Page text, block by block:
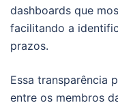
dashboards que
facilitando a
prazos.
Essa transparência
entre os membros